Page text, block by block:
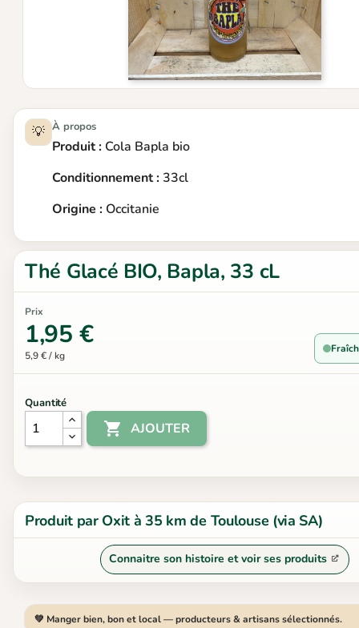
💡 À propos
Produit : Cola Bapla bio
Conditionnement :33cl
Origine : Occitanie
Thé Glacé BIO, Bapla, 33 cL
Prix
1,95 €
5,9 € / kg
Quantité
 AJOUTER
Produit par Oxit à 35 km de Toulouse (via SA)
Connaitre son histoire et voir ses produits
💚 Manger bien, bon et local — producteurs & artisans sélectionnés.